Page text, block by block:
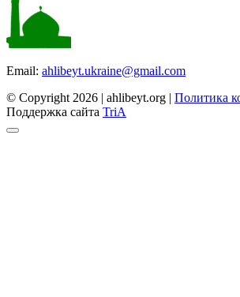
Email: ahlibeyt.ukraine@gmail.com
© Copyright 2026 | ahlibeyt.org | Политика
Поддержка сайта TriA